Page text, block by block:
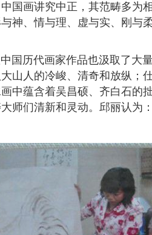
国画讲究中正，其范畴多为
神、情与理、虚与实、刚与
国历代画家作品也汲取了大
山人的冷峻、清奇和放纵；
中蕴含着吴昌硕、齐白石的
师们清新和灵动。邱丽认为